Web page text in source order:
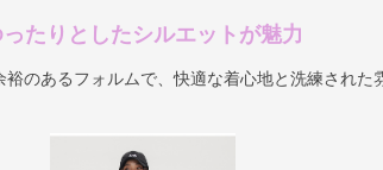
ったりとしたシルエットが魅力
裕のあるフォルムで、快適な着心地と洗練された